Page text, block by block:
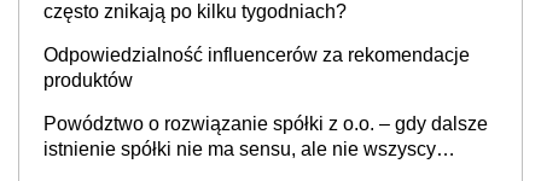
często znikają po kilku tygodniach?
Odpowiedzialność influencerów za rekomendacje
produktów
Powództwo o rozwiązanie spółki z o.o. – gdy dalsze
istnienie spółki nie ma sensu, ale nie wszyscy